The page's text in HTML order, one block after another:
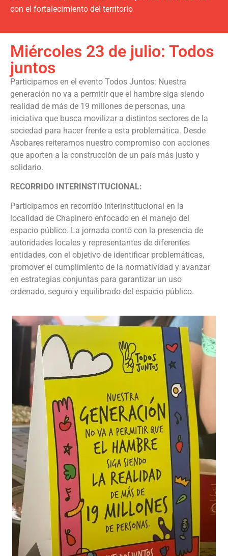
con el fortalecimiento del territorio
Miércoles 23 de julio: Todos
juntos
Participamos en el evento Todos Juntos: Nuestra
generación no va a permitir que el hambre siga siendo
realidad de más de 19 millones de personas, una
iniciativa que busca movilizar a distintos sectores de la
sociedad para hacer frente a esta problemática. Desde
Asobares reiteramos nuestro compromiso con acciones
que aporten a la construcción de un país más justo y
solidario.
RECORRIDO INTERINSTITUCIONAL:
Participamos en recorrido interinstitucional en la
localidad de Chapinero enfocado en el manejo del
espacio público. La jornada contó con la presencia de
autoridades locales y representantes de diferentes
entidades, con el objetivo de identificar problemáticas,
promover el cumplimiento de la normatividad y avanzar
en estrategias conjuntas para garantizar un uso
ordenado, seguro y equilibrado del espacio público.